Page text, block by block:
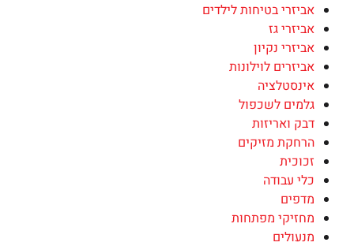
אביזרי בטיחות לילדים
אביזרי גז
אביזרי נקיון
אביזרים לוילונות
אינסטלציה
גלמים לשכפול
דבק ואריזות
הרחקת מזיקים
זכוכית
כלי עבודה
מדפים
מחזיקי מפתחות
מנעולים